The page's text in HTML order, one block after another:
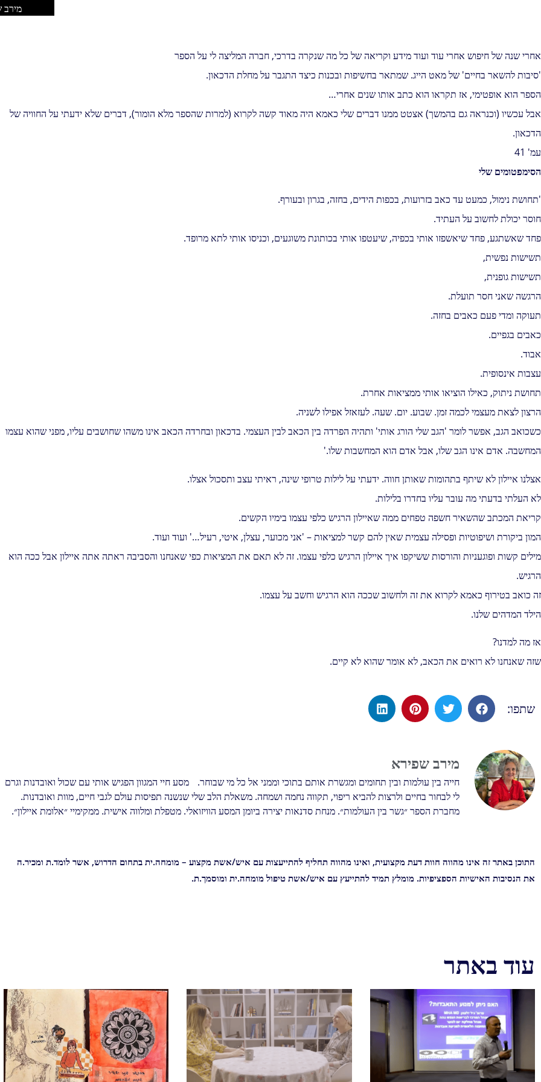
מירב
אחרי שנה של חיפוש אחרי עוד ועוד מידע וקריאה של כל מה שנקרה בדרכי, חברה המליצה לי על הספר
'סיבות להשאר בחיים' של מאט הייג. שמתאר בחשיפות ובכנות כיצד התגבר על מחלת הדכאון.
הספר הוא אופטימי, אז תקראו הוא כתב אותו שנים אחרי…
אבל עכשיו (וכנראה גם בהמשך) אצטט ממנו דברים שלי כאמא היה מאוד קשה לקרוא (למרות שהספר מלא הומור), דברים שלא ידעתי על החוויה של
הדכאון.
עמ' 41
הסימפטומים שלי
'תחושת נימול, כמעט עד כאב בזרועות, בכפות הידים, בחזה, בגרון ובעורף.
חוסר יכולת לחשוב על העתיד.
פחד שאשתגע, פחד שיאשפזו אותי בכפיה, שיעטפו אותי בכותונת משוגעים, וכניסו אותי לתא מרופד.
תשישות נפשית,
תשישות גופנית,
הרגשה שאני חסר תועלת.
תעוקה ומדי פעם כאבים בחזה.
כאבים בגפיים.
אבוד.
עצבות אינסופית.
תחושת ניתוק, כאילו הוציאו אותי ממציאות אחרת.
הרצון לצאת מעצמי לכמה זמן. שבוע. יום. שעה. לעזאזל אפילו לשניה.
כשכואב הגב, אפשר לומר 'הגב שלי הורג אותי' ותהיה הפרדה בין הכאב לבין העצמי. בדכאון ובחרדה הכאב אינו משהו שחושבים עליו, מפני שהוא עצמו
המחשבה. אדם אינו הגב שלו, אבל אדם הוא המחשבות שלו.'
אצלנו איילון לא שיתף בתהומות שאותן חווה. ידעתי על לילות טרופי שינה, ראיתי עצב ותסכול אצלו.
לא העלתי בדעתי מה עובר עליו בחדרו בלילות.
קריאת המכתב שהשאיר חשפה טפחים ממה שאיילון הרגיש כלפי עצמו בימיו הקשים.
המון ביקורת ושיפוטיות ופסילה עצמית שאין להם קשר למציאות – 'אני מכוער, עצלן, איטי, רעיל…' ועוד ועוד.
מילים קשות ופוגעניות והורסות ששיקפו איך איילון הרגיש כלפי עצמו. זה לא תאם את המציאות כפי שאנחנו והסביבה ראתה אתה איילון אבל ככה הוא
הרגיש.
זה כואב בטירוף כאמא לקרוא את זה ולחשוב שככה הוא הרגיש וחשב על עצמו.
הילד המדהים שלנו.
אז מה למדנו?
שזה שאנחנו לא רואים את הכאב, לא אומר שהוא לא קיים.
שתפו:
מירב שפירא
חייה בין עולמות ובין תחומים ומגשרת אותם בתוכי וממני אל כל מי שבוחר. מסע חיי המגוון הפגיש אותי עם שכול ואובדנות וגרם
לי לבחור בחיים ולרצות להביא ריפוי, תקווה נחמה ושמחה. משאלת הלב שלי שנשנה תפיסות עולם לגבי חיים, מוות ואובדנות.
מחברת הספר ״גשר בין העולמות״. מנחת סדנאות יצירה ביומן המסע הוויזואלי. מטפלת ומלווה אישית. ממקימיי ״אלומת איילון״.
התוכן באתר זה אינו מהווה חוות דעת מקצועית, ואינו מהווה תחליף להתייעצות עם איש/אשת מקצוע – מומחה.ית בתחום הדרוש, אשר לומד.ת ומכיר.ה
את הנסיבות האישיות הספציפיות. מומלץ תמיד להתייעץ עם איש/אשת טיפול מומחה.ית ומוסמך.ת.
עוד באתר